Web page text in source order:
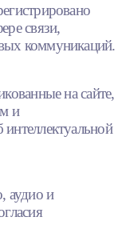
связи,
коммуникаций.
на сайте,
и
аудио и